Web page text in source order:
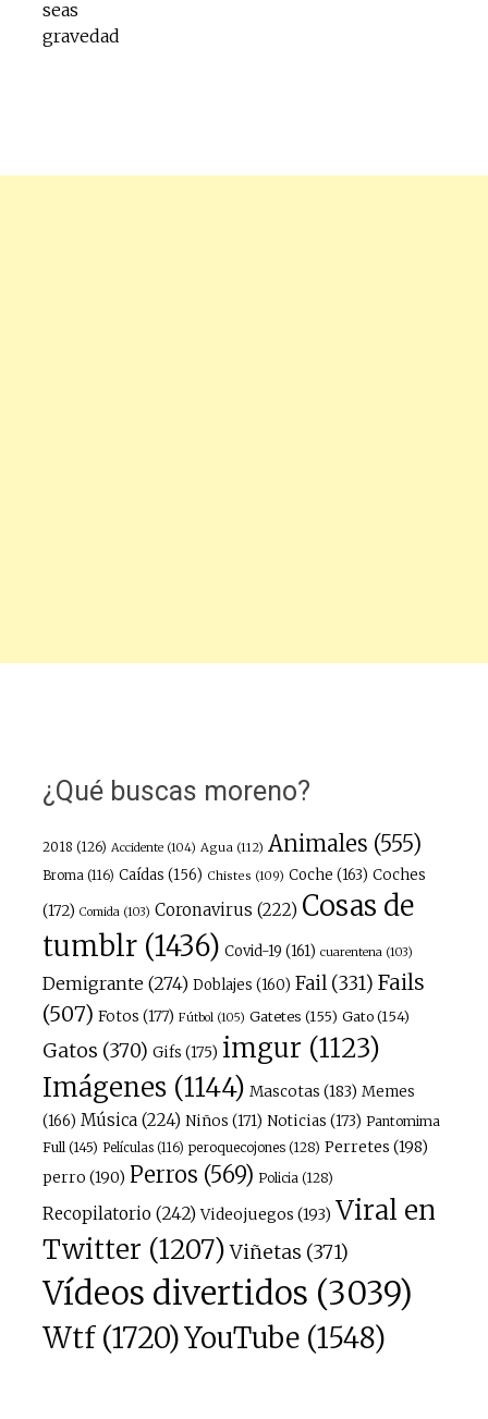
¿Qué buscas moreno?
2018 (126) Accidente(104) Agua(112) Animales (555)
Broma(116) Caídas (156) Chistes (109) Coche (163) Coches
(172) Comida(103) Coronavirus (222) Cosas de
tumblr(1436) Covid-19 (161) cuarentena(103)
Demigrante(274) Doblajes (160) Fail(331) Fails
(507) Fotos (177) Fútbol(105) Gatetes (155) Gato(154)
Gatos (370) Gifs (175) imgur (1123)
Imágenes(1144) Mascotas (183) Memes
(166) Música(224) Niños (171) Noticias (173) Pantomima
Full(145) Películas(116) peroquecojones(128) Perretes (198)
perro (190) Perros (569) Policia(128)
Recopilatorio (242) Videojuegos (193) Viral en
Twitter (1207) Viñetas (371)
Vídeos divertidos (3039)
Wtf(1720)YouTube(1548)